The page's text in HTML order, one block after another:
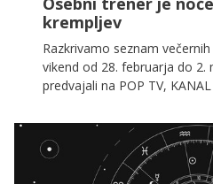
krempljev
Razkrivamo seznam
vikend od 28. februarja do 2.
predvajali na POP TV,